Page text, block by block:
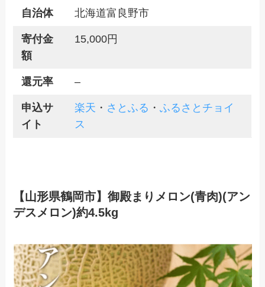
自治体 北海道富良野市
寄付金
額
15,000円
還元率 –
申込サ
イト
楽天 ・ さとふる ・ ふるさとチョイ
ス
【山形県鶴岡市】御殿まりメロン(青肉)(アン
デスメロン)約4.5kg